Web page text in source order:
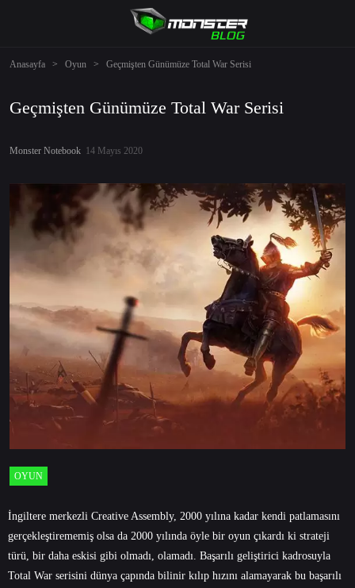
Anasayfa > Oyun > Geçmişten Günümüze Total War Serisi
Geçmişten Günümüze Total War Serisi
Monster Notebook 14 Mayıs 2020
OYUN
İngiltere merkezli Creative Assembly, 2000 yılına kadar kendi patlamasını
gerçekleştirememiş olsa da 2000 yılında öyle bir oyun çıkardı ki strateji
türü, bir daha eskisi gibi olmadı, olamadı. Başarılı geliştirici kadrosuyla
Total War serisini dünya çapında bilinir kılıp hızını alamayarak bu başarılı